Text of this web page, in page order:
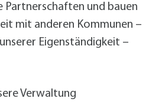
Partnerschaften und bauen
mit anderen Kommunen –
Eigenständigkeit –
Verwaltung